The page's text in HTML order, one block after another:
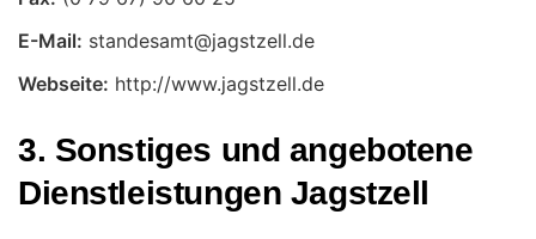
E-Mail:
Webseite: http://www.jagstzell.de
3. Sonstiges und angebotene
Dienstleistungen Jagstzell